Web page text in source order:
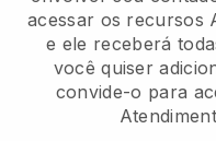
acessar os recursos
e ele receberá
você quiser
convide-o para